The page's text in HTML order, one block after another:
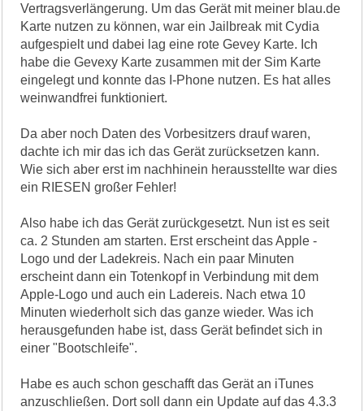
Vertragsverlängerung. Um das Gerät mit meiner blau.de
Karte nutzen zu können, war ein Jailbreak mit Cydia
aufgespielt und dabei lag eine rote Gevey Karte. Ich
habe die Gevexy Karte zusammen mit der Sim Karte
eingelegt und konnte das I-Phone nutzen. Es hat alles
weinwandfrei funktioniert.
Da aber noch Daten des Vorbesitzers drauf waren,
dachte ich mir das ich das Gerät zurücksetzen kann.
Wie sich aber erst im nachhinein herausstellte war dies
ein RIESEN großer Fehler!
Also habe ich das Gerät zurückgesetzt. Nun ist es seit
ca. 2 Stunden am starten. Erst erscheint das Apple -
Logo und der Ladekreis. Nach ein paar Minuten
erscheint dann ein Totenkopf in Verbindung mit dem
Apple-Logo und auch ein Ladereis. Nach etwa 10
Minuten wiederholt sich das ganze wieder. Was ich
herausgefunden habe ist, dass Gerät befindet sich in
einer "Bootschleife".
Habe es auch schon geschafft das Gerät an iTunes
anzuschließen. Dort soll dann ein Update auf das 4.3.3